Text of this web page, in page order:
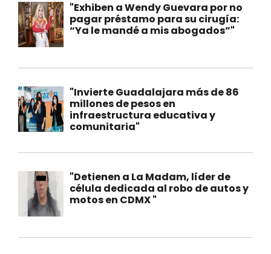
"Exhiben a Wendy Guevara por no
pagar préstamo para su cirugía:
“Ya le mandé a mis abogados”"
"Invierte Guadalajara más de 86
millones de pesos en
infraestructura educativa y
comunitaria"
"Detienen a La Madam, líder de
célula dedicada al robo de autos y
motos en CDMX "